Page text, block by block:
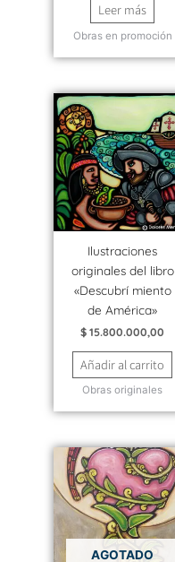
Leer más
Obras en promoción
Ilustraciones
originales del libro
«Descubrí miento
de América»
$ 15.800.000,00
Añadir al carrito
Obras originales
AGOTADO